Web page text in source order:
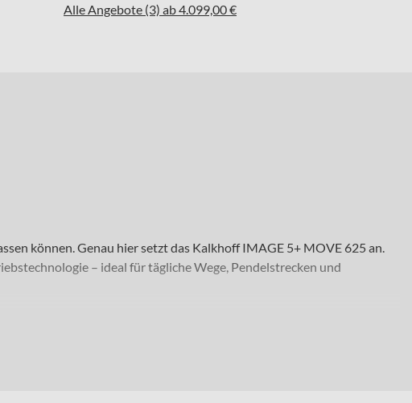
Alle Angebote (3) ab 4.099,00 €
können. Genau hier setzt das Kalkhoff IMAGE 5+ MOVE 625 an.
– ideal für tägliche Wege, Pendelstrecken und